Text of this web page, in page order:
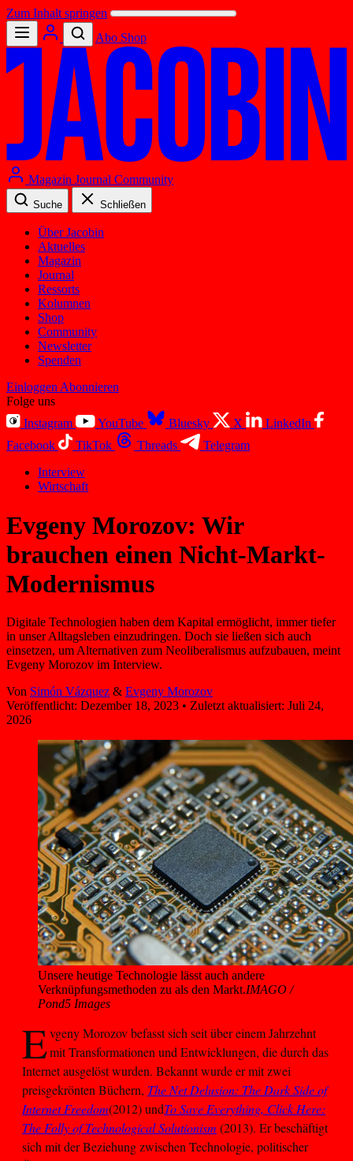
Zum Inhalt springen
Abo Shop
Magazin Journal Community
Suche Schließen
Über Jacobin
Aktuelles
Magazin
Journal
Ressorts
Kolumnen
Shop
Community
Newsletter
Spenden
Einloggen Abonnieren
Folge uns
Instagram
YouTube Bluesky X
LinkedIn
Facebook
TikTok Threads
Telegram
Interview
Wirtschaft
Evgeny Morozov: Wir
brauchen einen Nicht-Markt-
Modernismus
Digitale Technologien haben dem Kapital ermöglicht, immer tiefer
in unser Alltagsleben einzudringen. Doch sie ließen sich auch
einsetzen, um Alternativen zum Neoliberalismus aufzubauen, meint
Evgeny Morozov im Interview.
Von Simón Vázquez & Evgeny Morozov
Veröffentlicht: Dezember 18, 2023 • Zuletzt aktualisiert: Juli 24,
2026
Unsere heutige Technologie lässt auch andere
Verknüpfungsmethoden zu als den Markt.IMAGO /
Pond5 Images
Evgeny Morozov befasst sich seit über einem Jahrzehnt
mit Transformationen und Entwicklungen, die durch das
Internet ausgelöst wurden. Bekannt wurde er mit zwei
preisgekrönten Büchern, The Net Delusion: The Dark Side of
Internet Freedom(2012) undTo Save Everything, Click Here:
The Folly of Technological Solutionism (2013). Er beschäftigt
sich mit der Beziehung zwischen Technologie, politischer